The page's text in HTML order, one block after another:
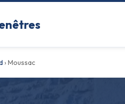
›Moussac